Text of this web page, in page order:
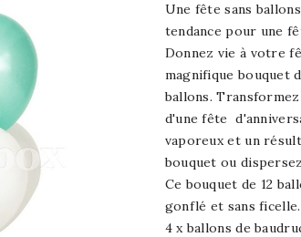
Une fête sans
tendance pour une
Donnez vie à votre
magnifique bouquet
ballons.
d'une fête
vaporeux et un
bouquet ou
Ce bouquet de 12
gonflé et
4 x ballons de